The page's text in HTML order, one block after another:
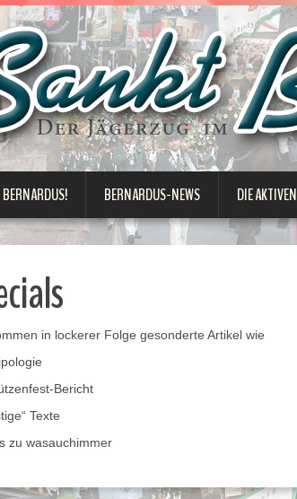
BERNARDUS-NEWS DIE AKTIVEN
in lockerer Folge gesonderte Artikel wie
Bericht
Texte
zu wasauchimmer